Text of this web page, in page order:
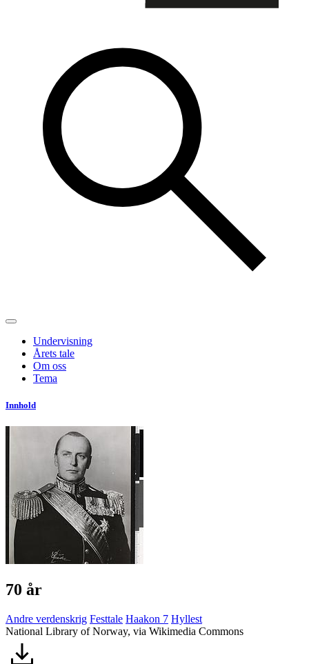
Undervisning
Årets tale
Om oss
Tema
Innhold
70 år
Andre verdenskrig Festtale Haakon 7 Hyllest
National Library of Norway, via Wikimedia Commons